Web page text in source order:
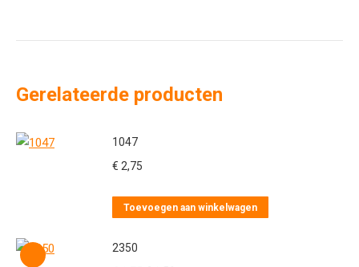
Gerelateerde producten
1047
€ 2,75
Toevoegen aan winkelwagen
2350